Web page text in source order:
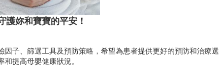
護妳和寶寶的平安！
子、篩選工具及預防策略，希望為患者提供更好的預防和治療選
提高母嬰健康狀況。